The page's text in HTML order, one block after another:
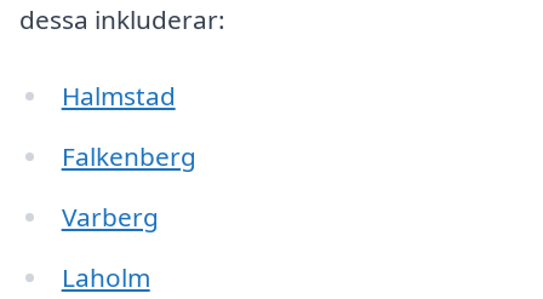
dessa inkluderar:
Halmstad
Falkenberg
Varberg
Laholm